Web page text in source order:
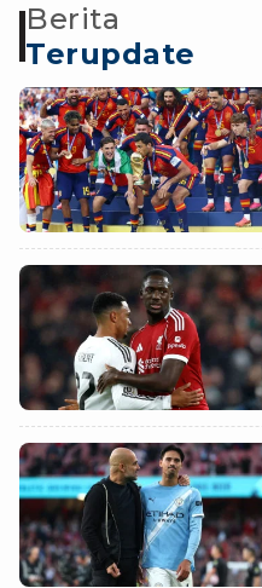
Berita
Terupdate